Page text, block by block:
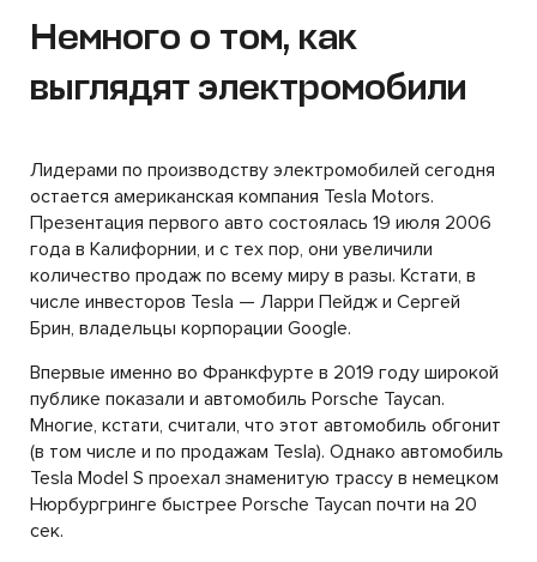
Немного о том, как
выглядят электромобили
Лидерами по производству электромобилей сегодня
остается американская компания Tesla Motors.
Презентация первого авто состоялась 19 июля 2006
года в Калифорнии, и с тех пор, они увеличили
количество продаж по всему миру в разы. Кстати, в
числе инвесторов Tesla — Ларри Пейдж и Сергей
Брин, владельцы корпорации Google.
Впервые именно во Франкфурте в 2019 году широкой
публике показали и автомобиль Porsche Taycan.
Многие, кстати, считали, что этот автомобиль обгонит
(в том числе и по продажам Tesla). Однако автомобиль
Tesla Model S проехал знаменитую трассу в немецком
Нюрбургринге быстрее Porsche Taycan почти на 20
сек.